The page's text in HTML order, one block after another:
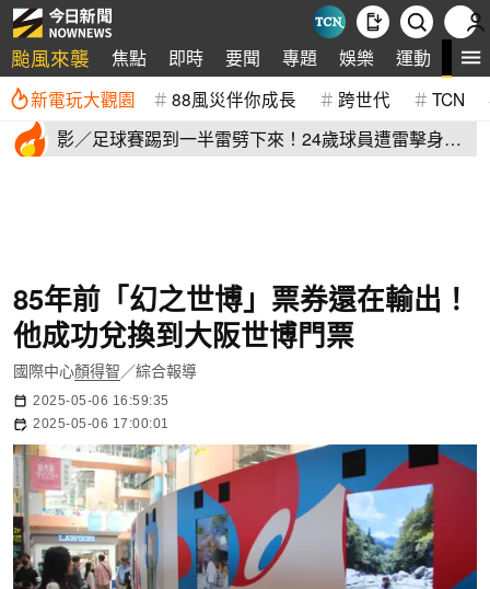
颱風來襲 焦點 即時 要聞 專題 娛樂 運動 全
新電玩大觀園 88風災伴你成長 跨世代 TCN
影／足球賽踢到一半雷劈下來！24歲球員遭雷擊身
85年前「幻之世博」票券還在輸出！
他成功兌換到大阪世博門票
國際中心顏得智 ／綜合報導
2025-05-06 16:59:35
2025-05-06 17:00:01